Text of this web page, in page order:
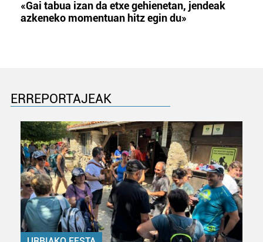
«Gai tabua izan da etxe gehienetan, jendeak
azkeneko momentuan hitz egin du»
ERREPORTAJEAK